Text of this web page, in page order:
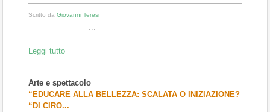
Scritto da Giovanni Teresi
Leggi tutto
Arte e spettacolo
“EDUCARE ALLA BELLEZZA: SCALATA O INIZIAZIONE?
“DI CIRO...